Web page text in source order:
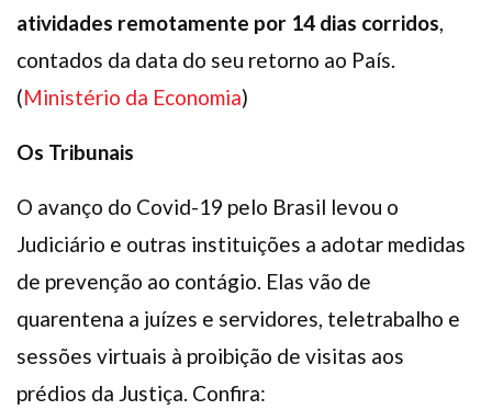
atividades remotamente por 14 dias corridos,
contados da data do seu retorno ao País.
(Ministério da Economia)
Os Tribunais
O avanço do Covid-19 pelo Brasil levou o
Judiciário e outras instituições a adotar medidas
de prevenção ao contágio. Elas vão de
quarentena a juízes e servidores, teletrabalho e
sessões virtuais à proibição de visitas aos
prédios da Justiça. Confira: